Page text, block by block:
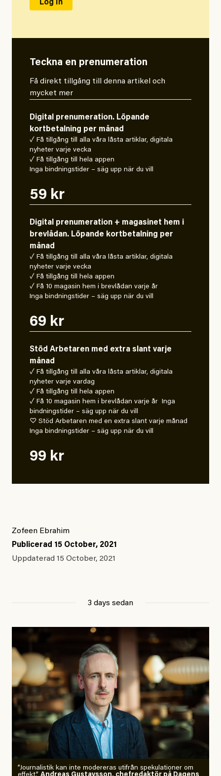
Teckna en prenumeration
Få direkt tillgång till denna artikel och
mycket mer
Digital prenumeration. Löpande
kortbetalning per månad
✓ Få tillgång till alla våra låsta artiklar, digitala
nyheter varje vecka
✓ Få tillgång till hela appen
Inga bindningstider – säg upp när du vill
59 kr
Digital prenumeration + magasinet hem i
brevlådan. Löpande kortbetalning per
månad
✓ Få tillgång till alla våra låsta artiklar, digitala
nyheter varje vecka
✓ Få tillgång till hela appen
✓ Få 10 magasin hem i brevlådan varje år
Inga bindningstider – säg upp när du vill
69 kr
Stöd Arbetaren med extra slant varje
månad
✓ Få tillgång till alla våra låsta artiklar, digitala
nyheter varje vardag
✓ Få tillgång till hela appen
✓ Få 10 magasin hem i brevlådan varje år Inga
bindningstider – säg upp när du vill
♡ Stöd Arbetaren med en extra slant varje månad
Inga bindningstider – säg upp när du vill
99 kr
Zofeen Ebrahim
Publicerad 15 October, 2021
Uppdaterad 15 October, 2021
3 days sedan
”Journalistik kan inte modereras utifrån spekulationer om